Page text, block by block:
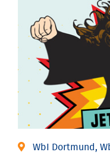
WbI Dortmund,